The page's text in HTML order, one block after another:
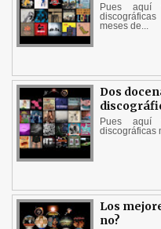
Pues aquí
meses de...
Dos
Pues aquí
discográficas
Los
no?